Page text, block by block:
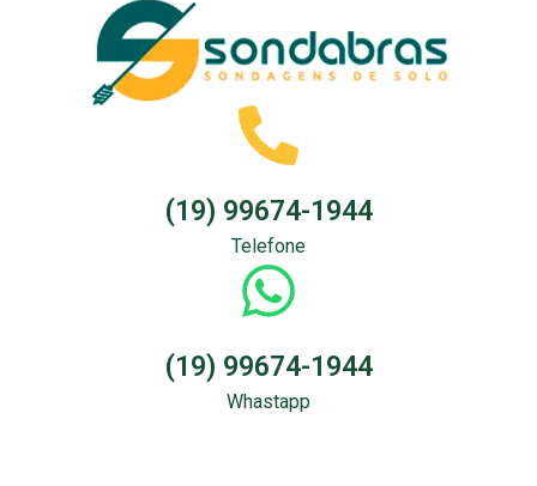
(19) 99674-1944
Telefone
(19) 99674-1944
Whastapp